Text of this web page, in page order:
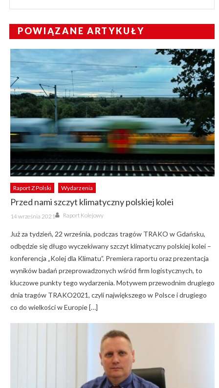
POWIĄZANE ARTYKUŁY
Raport Z Polski Wydarzenia
Przed nami szczyt klimatyczny polskiej kolei
Posted
on
14 września 2021 Author
Raport Kolejowy
Już za tydzień, 22 września, podczas tragów TRAKO w Gdańsku,
odbędzie się długo wyczekiwany szczyt klimatyczny polskiej kolei –
konferencja „Kolej dla Klimatu”. Premiera raportu oraz prezentacja
wyników badań przeprowadzonych wśród firm logistycznych, to
kluczowe punkty tego wydarzenia. Motywem przewodnim drugiego
dnia tragów TRAKO2021, czyli największego w Polsce i drugiego
co do wielkości w Europie […]